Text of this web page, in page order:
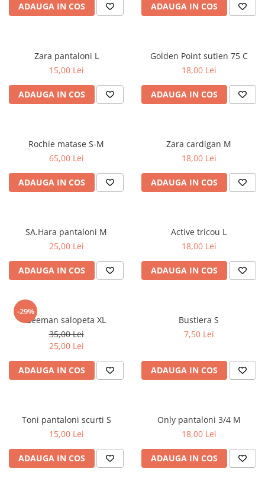
ADAUGA IN COS ADAUGA IN COS
Zara pantaloni L
15,00 Lei
ADAUGA IN COS
Golden Point sutien 75 C
18,00 Lei
ADAUGA IN COS
Rochie matase S-M
65,00 Lei
ADAUGA IN COS
Zara cardigan M
18,00 Lei
ADAUGA IN COS
SA.Hara pantaloni M
25,00 Lei
ADAUGA IN COS
Active tricou L
18,00 Lei
ADAUGA IN COS
-29%
Zeeman salopeta XL
35,00 Lei
25,00 Lei
ADAUGA IN COS
Bustiera S
7,50 Lei
ADAUGA IN COS
Toni pantaloni scurti S
15,00 Lei
ADAUGA IN COS
Only pantaloni 3/4 M
18,00 Lei
ADAUGA IN COS